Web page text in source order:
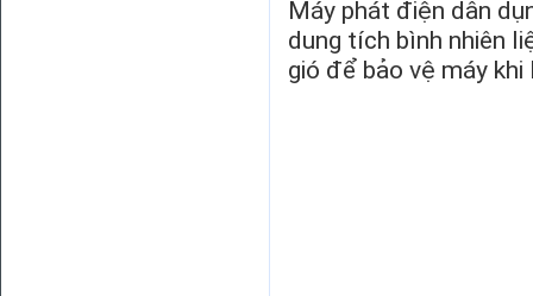
Máy phát điện dân
dung tích bình nhiên
gió để bảo vệ máy